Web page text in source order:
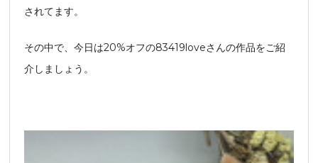
されてます。
その中で、今日は20%オフの83419loveさんの作品をご紹
介しましょう。